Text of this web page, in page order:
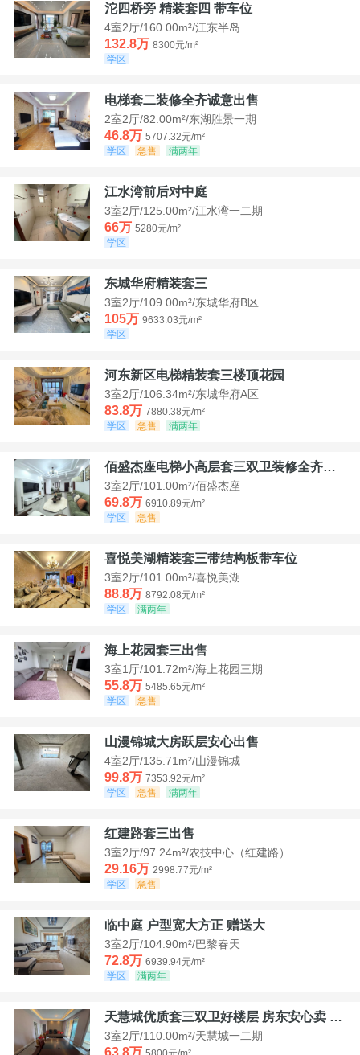
沱四桥旁 精装套四 带车位
4室2厅/160.00m²/江东半岛
132.8万 8300元/m²
学区
电梯套二装修全齐诚意出售
2室2厅/82.00m²/东湖胜景一期
46.8万 5707.32元/m²
学区
急售 满两年
江水湾前后对中庭
3室2厅/125.00m²/江水湾一二期
66万 5280元/m²
学区
东城华府精装套三
3室2厅/109.00m²/东城华府B区
105万 9633.03元/m²
学区
河东新区电梯精装套三楼顶花园
3室2厅/106.34m²/东城华府A区
83.8万 7880.38元/m²
学区
急售 满两年
佰盛杰座电梯小高层套三双卫装修全齐诚意出售
3室2厅/101.00m²/佰盛杰座
69.8万 6910.89元/m²
学区
急售
喜悦美湖精装套三带结构板带车位
3室2厅/101.00m²/喜悦美湖
88.8万 8792.08元/m²
学区
满两年
海上花园套三出售
3室1厅/101.72m²/海上花园三期
55.8万 5485.65元/m²
学区
急售
山漫锦城大房跃层安心出售
4室2厅/135.71m²/山漫锦城
99.8万 7353.92元/m²
学区
急售 满两年
红建路套三出售
3室2厅/97.24m²/农技中心（红建路）
29.16万 2998.77元/m²
学区
急售
临中庭 户型宽大方正 赠送大
3室2厅/104.90m²/巴黎春天
72.8万 6939.94元/m²
学区
满两年
天慧城优质套三双卫好楼层 房东安心卖 价格好谈
3室2厅/110.00m²/天慧城一二期
63.8万